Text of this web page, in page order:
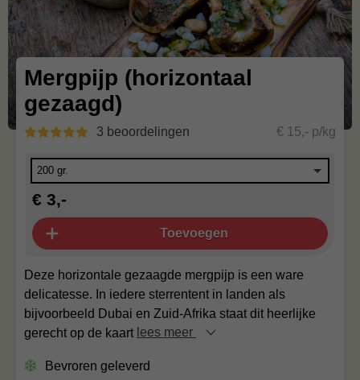
Mergpijp (horizontaal
gezaagd)
3 beoordelingen € 15,- p/kg
Deze horizontale gezaagde mergpijp is een ware
delicatesse. In iedere sterrentent in landen als
bijvoorbeeld Dubai en Zuid-Afrika staat dit heerlijke
gerecht op de kaart lees meer
Bevroren geleverd
€ 3,-
Toevoegen